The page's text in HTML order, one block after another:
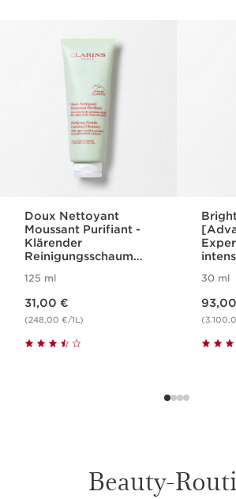
WEITER ZUM INHALT
Doux Nettoyant
Moussant Purifiant -
Klärender
Reinigungsschaum
ölige Haut
125 ml
31,00 €
(248,00 €/1L)
30 ml
Beauty-